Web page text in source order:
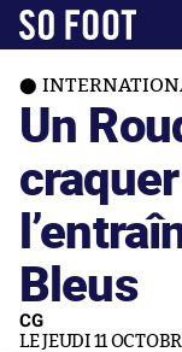
Un
Bleus
CG
LE JEUDI 11